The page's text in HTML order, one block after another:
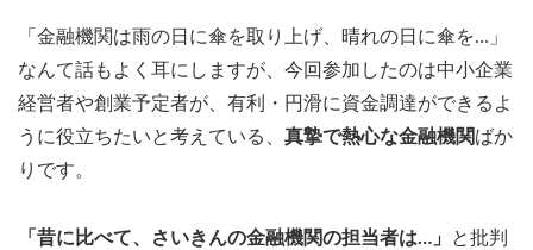
「金融機関は雨の日に傘を取り上げ、晴れの日に傘を…」
なんて話もよく耳にしますが、今回参加したのは中小企業
経営者や創業予定者が、有利・円滑に資金調達ができるよ
うに役立ちたいと考えている、 真摯で熱心な金融機関ばか
りです。
「昔に比べて、さいきんの金融機関の担当者は…」
と批判